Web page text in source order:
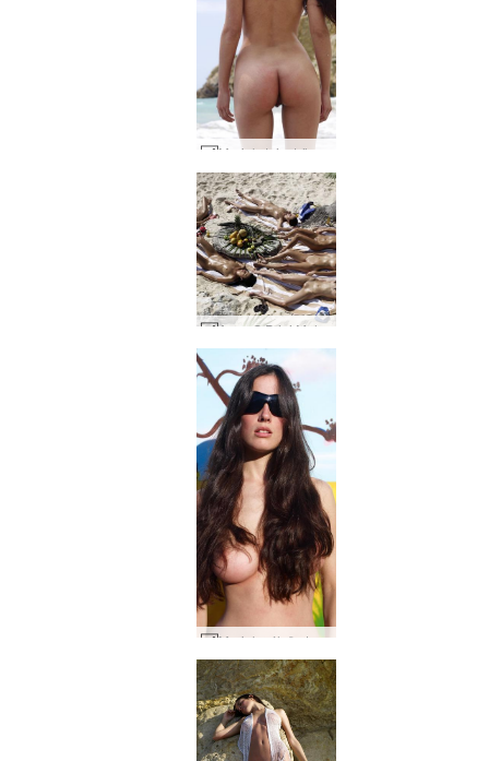
Anna S Brigi Melissa Muriel Suzie Suzie Carina lautarferð í Mexíkó hluti 1 #51
Muriel máluð strönd #107